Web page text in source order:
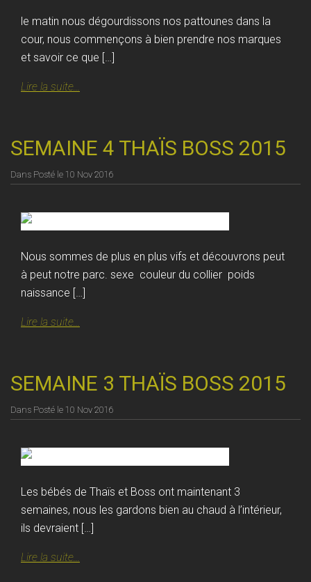
le matin nous dégourdissons nos pattounes dans la
cour, nous commençons à bien prendre nos marques
et savoir ce que […]
Lire la suite...
SEMAINE 4 THAÏS BOSS 2015
Dans Posté le 10 Nov 2016
Nous sommes de plus en plus vifs et découvrons peut
à peut notre parc. sexe couleur du collier poids
naissance […]
Lire la suite...
SEMAINE 3 THAÏS BOSS 2015
Dans Posté le 10 Nov 2016
Les bébés de Thaïs et Boss ont maintenant 3
semaines, nous les gardons bien au chaud à l’intérieur,
ils devraient […]
Lire la suite...